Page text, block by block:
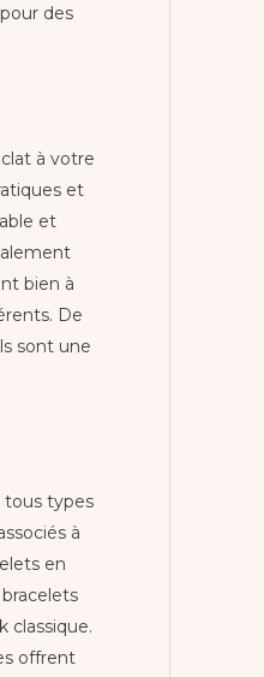
des
à votre
et
et
bien à
De
sont une
tous types
à
en
classique.
offrent